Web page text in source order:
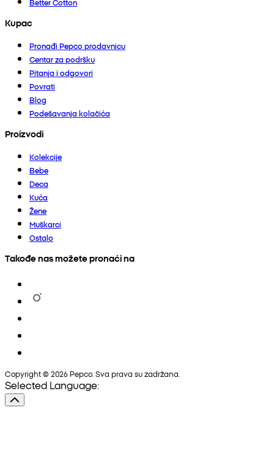
Kupac
Pronađi Pepco prodavnicu
Centar za podršku
Pitanja i odgovori
Povrati
Blog
Podešavanja kolačića
Proizvodi
Kolekcije
Bebe
Deca
Kuća
Žene
Muškarci
Ostalo
Takođe nas možete pronaći na
Copyright © 2026 Pepco. Sva prava su zadržana.
Selected Language: